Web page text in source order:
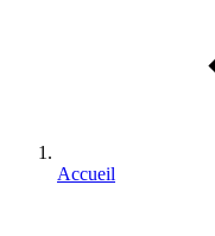
Accueil